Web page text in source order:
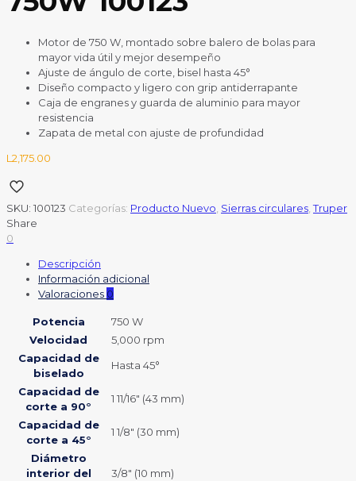
Motor de 750 W, montado sobre balero de bolas para
mayor vida útil y mejor desempeño
Ajuste de ángulo de corte, bisel hasta 45°
Diseño compacto y ligero con grip antiderrapante
Caja de engranes y guarda de aluminio para mayor
resistencia
Zapata de metal con ajuste de profundidad
L 2,175.00
SKU: 100123 Categorías: Producto Nuevo Sierras circulares ,Truper
Share
0
Descripción
Información adicional
Valoraciones 0
Potencia
750 W
Velocidad
5,000 rpm
Capacidad de
biselado
Hasta 45°
Capacidad de
corte a 90°
1 11/16″ (43 mm)
Capacidad de
corte a 45°
1 1/8″ (30 mm)
Diámetro
interior del
3/8″ (10 mm)